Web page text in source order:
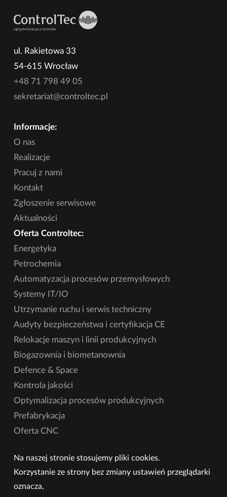
ul. Rakietowa 33
54-615 Wrocław
+48 71 798 49 05
sekretariat@controltec.pl
Informacje:
O nas
Realizacje
Pracuj z nami
Kontakt
Zgłoszenie serwisowe
Aktualności
Oferta Controltec:
Energetyka
Petrochemia
Automatyzacja procesów przemysłowych
Systemy IT/IO
Utrzymanie ruchu i serwis techniczny
Audyty bezpieczeństwa i certyfikacja CE
Relokacje maszyn i linii produkcyjnych
Biogazownia i biometanownia
Defence & Space
Kontrola jakości
Optymalizacja procesów produkcyjnych
Prefabrykacja
Oferta CNC
Na naszej stronie stosujemy pliki cookies.
Korzystanie ze strony bez zmiany ustawień przeglądarki
oznacza,